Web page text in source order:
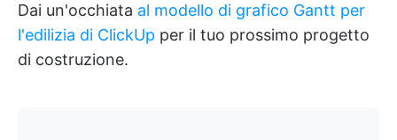
Dai un'occhiata al modello di grafico Gantt per
l'edilizia di ClickUp per il tuo prossimo progetto
di costruzione.